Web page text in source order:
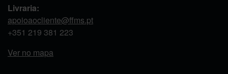
Livraria:
apoioaocliente@ffms.pt
+351 219 381 223
Ver no mapa